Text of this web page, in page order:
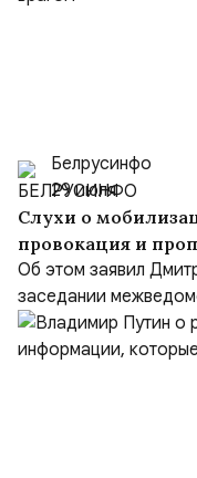
Белрусинфо
29 июля
Слухи о
провокация и
вброшенное
Об этом заявил
заседании